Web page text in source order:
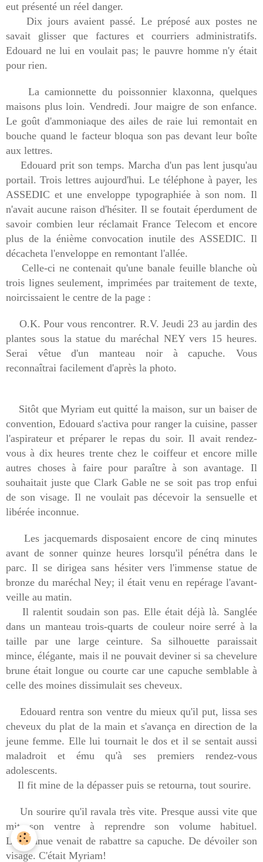
eut présenté un réel danger.
Dix jours avaient passé. Le préposé aux postes ne
savait glisser que factures et courriers administratifs.
Edouard ne lui en voulait pas; le pauvre homme n'y était
pour rien.
La camionnette du poissonnier klaxonna, quelques
maisons plus loin. Vendredi. Jour maigre de son enfance.
Le goût d'ammoniaque des ailes de raie lui remontait en
bouche quand le facteur bloqua son pas devant leur boîte
aux lettres.
Edouard prit son temps. Marcha d'un pas lent jusqu'au
portail. Trois lettres aujourd'hui. Le téléphone à payer, les
ASSEDIC et une enveloppe typographiée à son nom. Il
n'avait aucune raison d'hésiter. Il se foutait éperdument de
savoir combien leur réclamait France Telecom et encore
plus de la énième convocation inutile des ASSEDIC. Il
décacheta l'enveloppe en remontant l'allée.
Celle-ci ne contenait qu'une banale feuille blanche où
trois lignes seulement, imprimées par traitement de texte,
noircissaient le centre de la page :
O.K. Pour vous rencontrer. R.V. Jeudi 23 au jardin des
plantes sous la statue du maréchal NEY vers 15 heures.
Serai vêtue d'un manteau noir à capuche. Vous
reconnaîtrai facilement d'après la photo.
Sitôt que Myriam eut quitté la maison, sur un baiser de
convention, Edouard s'activa pour ranger la cuisine, passer
l'aspirateur et préparer le repas du soir. Il avait rendez-
vous à dix heures trente chez le coiffeur et encore mille
autres choses à faire pour paraître à son avantage. Il
souhaitait juste que Clark Gable ne se soit pas trop enfui
de son visage. Il ne voulait pas décevoir la sensuelle et
libérée inconnue.
Les jacquemards disposaient encore de cinq minutes
avant de sonner quinze heures lorsqu'il pénétra dans le
parc. Il se dirigea sans hésiter vers l'immense statue de
bronze du maréchal Ney; il était venu en repérage l'avant-
veille au matin.
Il ralentit soudain son pas. Elle était déjà là. Sanglée
dans un manteau trois-quarts de couleur noire serré à la
taille par une large ceinture. Sa silhouette paraissait
mince, élégante, mais il ne pouvait deviner si sa chevelure
brune était longue ou courte car une capuche semblable à
celle des moines dissimulait ses cheveux.
Edouard rentra son ventre du mieux qu'il put, lissa ses
cheveux du plat de la main et s'avança en direction de la
jeune femme. Elle lui tournait le dos et il se sentait aussi
maladroit et ému qu'à ses premiers rendez-vous
adolescents.
Il fit mine de la dépasser puis se retourna, tout sourire.
Un sourire qu'il ravala très vite. Presque aussi vite que
mit son ventre à reprendre son volume habituel.
L'inconnue venait de rabattre sa capuche. De dévoiler son
visage. C'était Myriam!